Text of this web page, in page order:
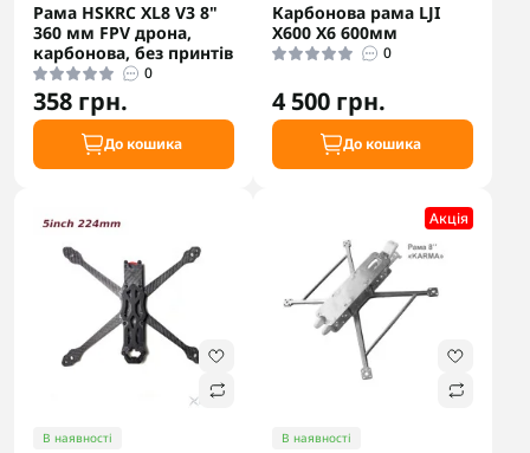
Рама HSKRC XL8 V3 8"
360 мм FPV дрона,
карбонова, без принтів
0
358 грн.
До кошика
Карбонова рама LJI
X600 X6 600мм
0
4 500 грн.
До кошика
В наявності
Акцiя
В наявності